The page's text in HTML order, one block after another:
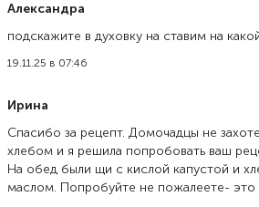
Александра
подскажите в духовку на ставим на
19.11.25 в 07:46
Ирина
Спасибо за рецепт. Домочадцы не
хлебом и я решила попробовать ваш
На обед были щи с кислой капустой и
маслом. Попробуйте не пожалеете- это